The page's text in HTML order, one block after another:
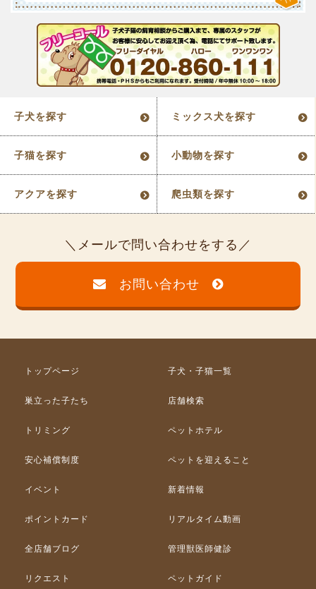
子犬を探す ミックス犬を探す
子猫を探す 小動物を探す
アクアを探す 爬虫類を探す
メールで問い合わせをする
お問い合わせ
トップページ 子犬・子猫一覧
巣立った子たち 店舗検索
トリミング ペットホテル
安心補償制度 ペットを迎えること
イベント 新着情報
ポイントカード リアルタイム動画
全店舗ブログ 管理獣医師健診
リクエスト ペットガイド